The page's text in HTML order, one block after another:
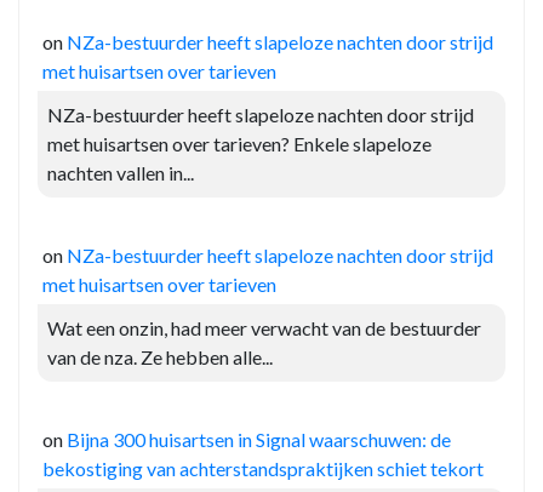
on NZa-bestuurder heeft slapeloze nachten door strijd
met huisartsen over tarieven
NZa-bestuurder heeft slapeloze nachten door strijd
met huisartsen over tarieven? Enkele slapeloze
nachten vallen in...
on NZa-bestuurder heeft slapeloze nachten door strijd
met huisartsen over tarieven
Wat een onzin, had meer verwacht van de bestuurder
van de nza. Ze hebben alle...
on Bijna 300 huisartsen in Signal waarschuwen: de
bekostiging van achterstandspraktijken schiet tekort